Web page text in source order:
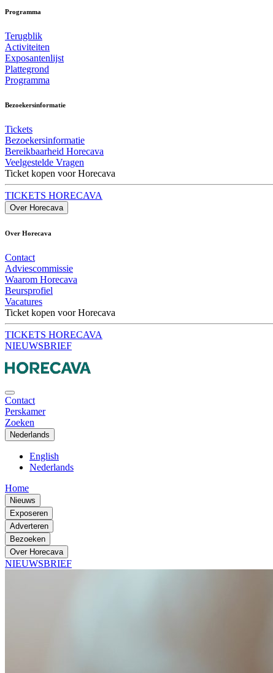
Programma
Terugblik
Activiteiten
Exposantenlijst
Plattegrond
Programma
Bezoekersinformatie
Tickets
Bezoekersinformatie
Bereikbaarheid Horecava
Veelgestelde Vragen
Ticket kopen voor Horecava
TICKETS HORECAVA
Over Horecava
Over Horecava
Contact
Adviescommissie
Waarom Horecava
Beursprofiel
Vacatures
Ticket kopen voor Horecava
TICKETS HORECAVA
NIEUWSBRIEF
Contact
Perskamer
Zoeken
Nederlands
English
Nederlands
Home
Nieuws
Exposeren
Adverteren
Bezoeken
Over Horecava
NIEUWSBRIEF